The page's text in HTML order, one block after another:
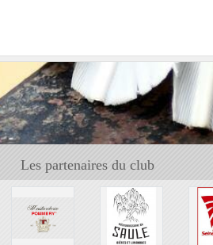
Les partenaires du club